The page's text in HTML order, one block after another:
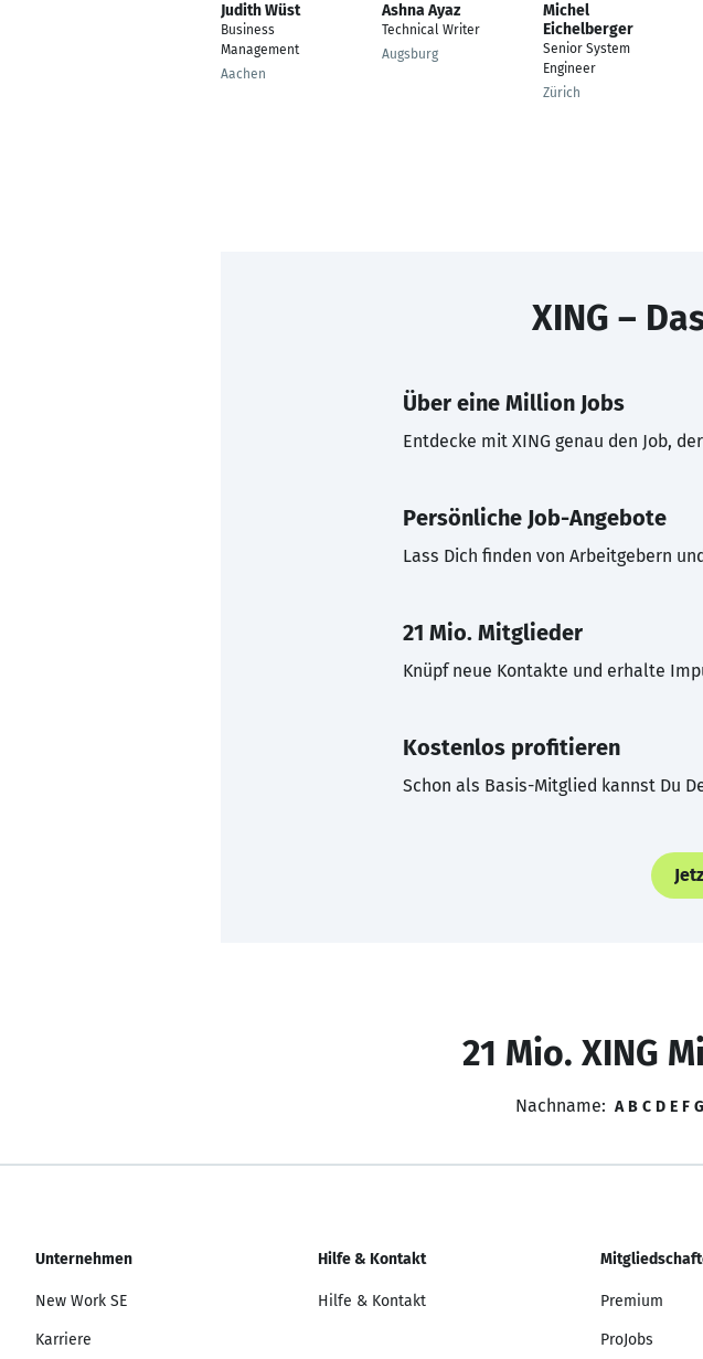
Judith Wüst
Business
Management
Aachen
Ashna Ayaz
Technical Writer
Augsburg
Michel
Eichelberger
Senior System
Engineer
Zürich
XING –
Über eine Million Jobs
Entdecke mit XING genau den Job,
Persönliche Job-Angebote
Lass Dich finden von Arbeitgebern
21 Mio. Mitglieder
Knüpf neue Kontakte und erhalte
Kostenlos profitieren
Schon als Basis-Mitglied kannst Du
21 Mio. XING
Nachname: A B C D E F G
Unternehmen
New Work SE
Karriere
Hilfe & Kontakt
Hilfe & Kontakt Premium
ProJobs